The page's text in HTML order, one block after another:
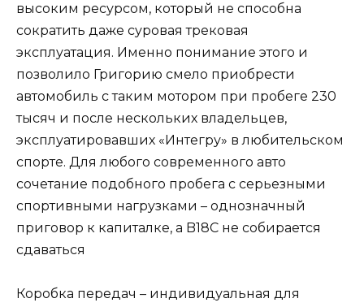
высоким ресурсом, который не способна
сократить даже суровая трековая
эксплуатация. Именно понимание этого и
позволило Григорию смело приобрести
автомобиль с таким мотором при пробеге 230
тысяч и после нескольких владельцев,
эксплуатировавших «Интегру» в любительском
спорте. Для любого современного авто
сочетание подобного пробега с серьезными
спортивными нагрузками – однозначный
приговор к капиталке, а B18C не собирается
сдаваться
Коробка передач – индивидуальная для